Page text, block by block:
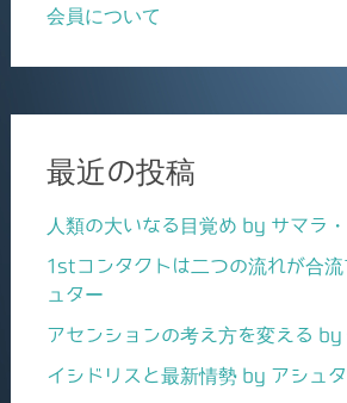
会員について
最近の投稿
人類の大いなる目覚め by サマラ
1stコンタクトは二つの流れが合
ュター
アセンションの考え方を変える by
イシドリスと最新情勢 by アシュ